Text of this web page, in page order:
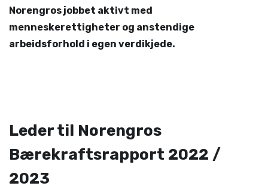
Norengros jobbet aktivt med
menneskerettigheter og anstendige
arbeidsforhold i egen verdikjede.
Leder til Norengros
Bærekraftsrapport 2022 /
2023